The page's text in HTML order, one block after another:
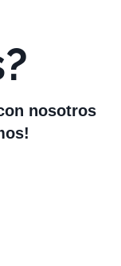
nosotros